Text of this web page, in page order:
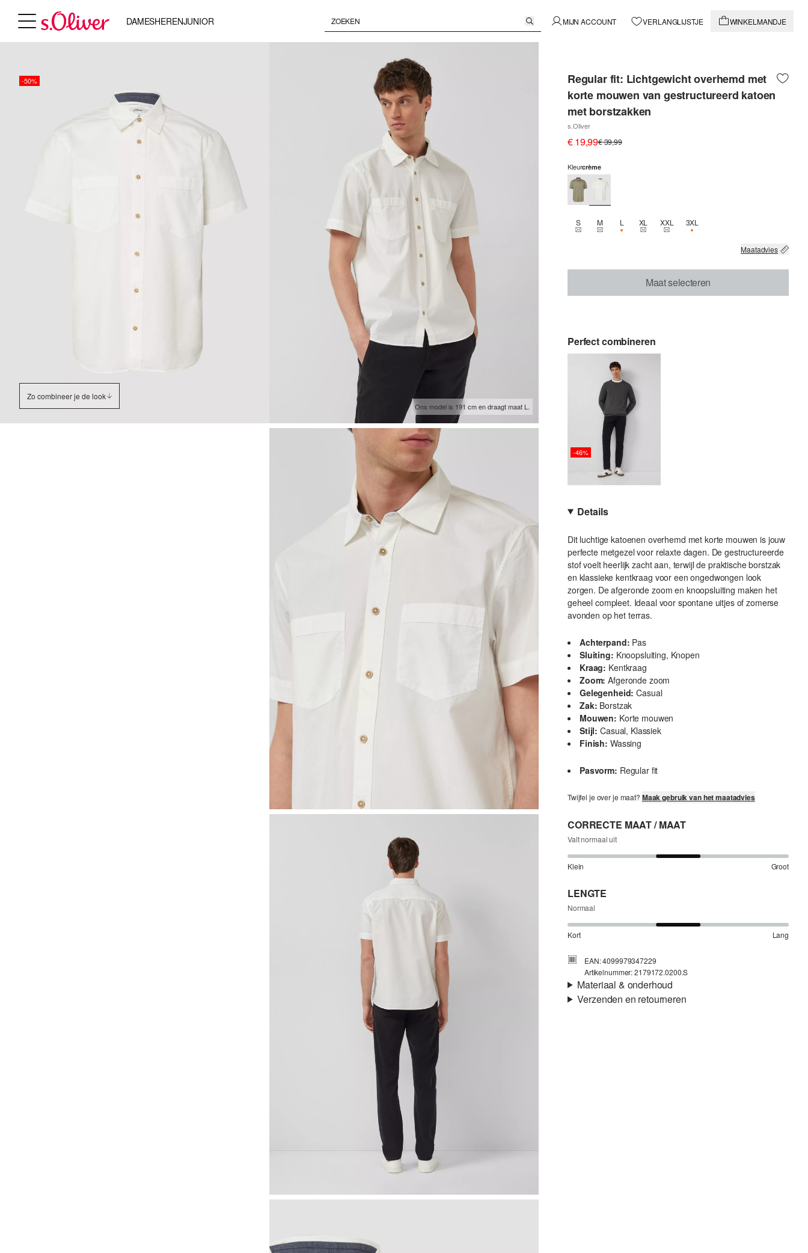
DAMESHERENJUNIOR MIJN ACCOUNT VERLANGLIJSTJE WINKELMANDJE
-50%
Zo combineer je de look
Ons model is 191 cm en draagt maat L.
Regular fit: Lichtgewicht overhemd met
korte mouwen van gestructureerd katoen
met borstzakken
s.Oliver
€ 19,99€ 39,99
Kleurcrème
STHIS SIZE IS CURRENTLY OUT OF STOCK
MTHIS SIZE IS CURRENTLY OUT OF STOCK
LNOG 1 BESCHIKBAAR
XLTHIS SIZE IS CURRENTLY OUT OF STOCK
XXLTHIS SIZE IS CURRENTLY OUT OF STOCK
3XLNOG 2 BESCHIKBAAR
Maatadvies
Maat selecteren
Perfect combineren
-46%
Details
Dit luchtige katoenen overhemd met korte mouwen is jouw
perfecte metgezel voor relaxte dagen. De gestructureerde
stof voelt heerlijk zacht aan, terwijl de praktische borstzak
en klassieke kentkraag voor een ongedwongen look
zorgen. De afgeronde zoom en knoopsluiting maken het
geheel compleet. Ideaal voor spontane uitjes of zomerse
avonden op het terras.
Achterpand: Pas
Sluiting: Knoopsluiting, Knopen
Kraag: Kentkraag
Zoom: Afgeronde zoom
Gelegenheid: Casual
Zak: Borstzak
Mouwen: Korte mouwen
Stijl: Casual, Klassiek
Finish: Wassing
Pasvorm: Regular fit
Twijfel je over je maat? Maak gebruik van het maatadvies
CORRECTE MAAT / MAAT
Valt normaal uit
Klein Groot
LENGTE
Normaal
Kort Lang
EAN: 4099979347229
Artikelnummer: 2179172.0200.S
Materiaal & onderhoud
Verzenden en retourneren